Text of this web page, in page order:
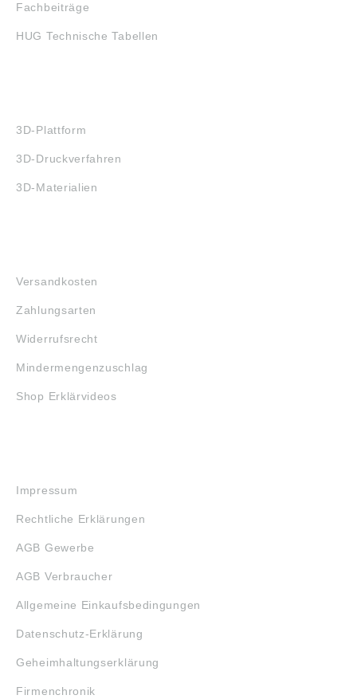
Fachbeiträge
HUG Technische Tabellen
3D-Plattform
3D-Druckverfahren
3D-Materialien
Versandkosten
Zahlungsarten
Widerrufsrecht
Mindermengenzuschlag
Shop Erklärvideos
Impressum
Rechtliche Erklärungen
AGB Gewerbe
AGB Verbraucher
Allgemeine Einkaufsbedingungen
Datenschutz-Erklärung
Geheimhaltungserklärung
Firmenchronik